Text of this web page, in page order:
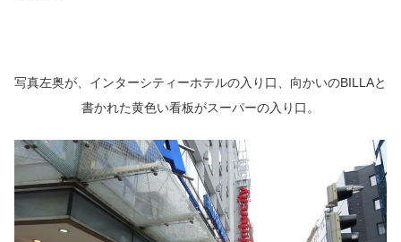
写真左奥が、インターシティーホテルの入り口、向かいのBILLAと
書かれた黄色い看板がスーパーの入り口。